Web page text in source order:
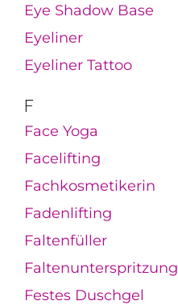
Eye Shadow Base
Eyeliner
Eyeliner Tattoo
F
Face Yoga
Facelifting
Fachkosmetikerin
Fadenlifting
Faltenfüller
Faltenunterspritzung
Festes Duschgel